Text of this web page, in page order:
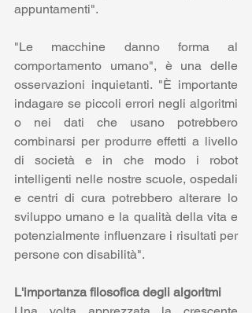
appuntamenti".
"Le macchine danno forma al
comportamento umano", è una delle
osservazioni inquietanti. "È importante
indagare se piccoli errori negli algoritmi
o nei dati che usano potrebbero
combinarsi per produrre effetti a livello
di società e in che modo i robot
intelligenti nelle nostre scuole, ospedali
e centri di cura potrebbero alterare lo
sviluppo umano e la qualità della vita e
potenzialmente influenzare i risultati per
persone con disabilità".
L'importanza filosofica degli algoritmi